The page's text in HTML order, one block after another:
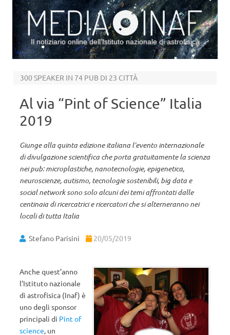
Il notiziario online dell’Istituto nazionale di astrofisica
300 SPEAKER IN 74 PUB DI 23 CITTÀ
Al via “Pint of Science” Italia
2019
Giunge alla quinta edizione italiana l’evento internazionale
di divulgazione scientifica che porta gratuitamente la scienza
nei pub: microplastiche, nanotecnologie, epigenetica,
neuroscienze, autismo, tecnologie sostenibili, big data e
social network sono solo alcuni dei temi affrontati dalle
centinaia di ricercatrici e ricercatori che si alterneranno nei
locali di tutta Italia
Stefano Parisini 20/05/2019
Anche quest’anno
l’Istituto nazionale
di astrofisica (Inaf) è
uno degli sponsor
principali di Pint of
science, un